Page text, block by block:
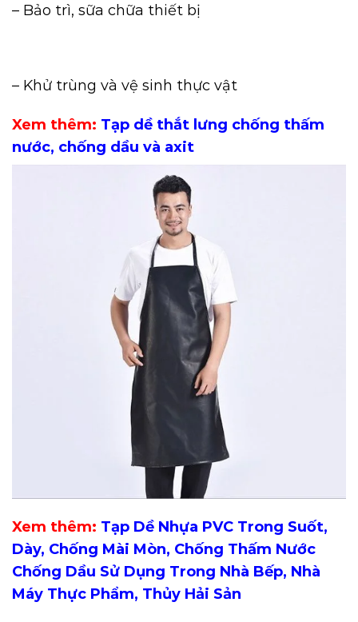
– Bảo trì, sữa chữa thiết bị
– Khử trùng và vệ sinh thực vật
Xem thêm: Tạp dề thắt lưng chống thấm
nước, chống dầu và axit
Xem thêm: Tạp Dề Nhựa PVC Trong Suốt,
Dày, Chống Mài Mòn, Chống Thấm Nước
Chống Dầu Sử Dụng Trong Nhà Bếp, Nhà
Máy Thực Phẩm, Thủy Hải Sản